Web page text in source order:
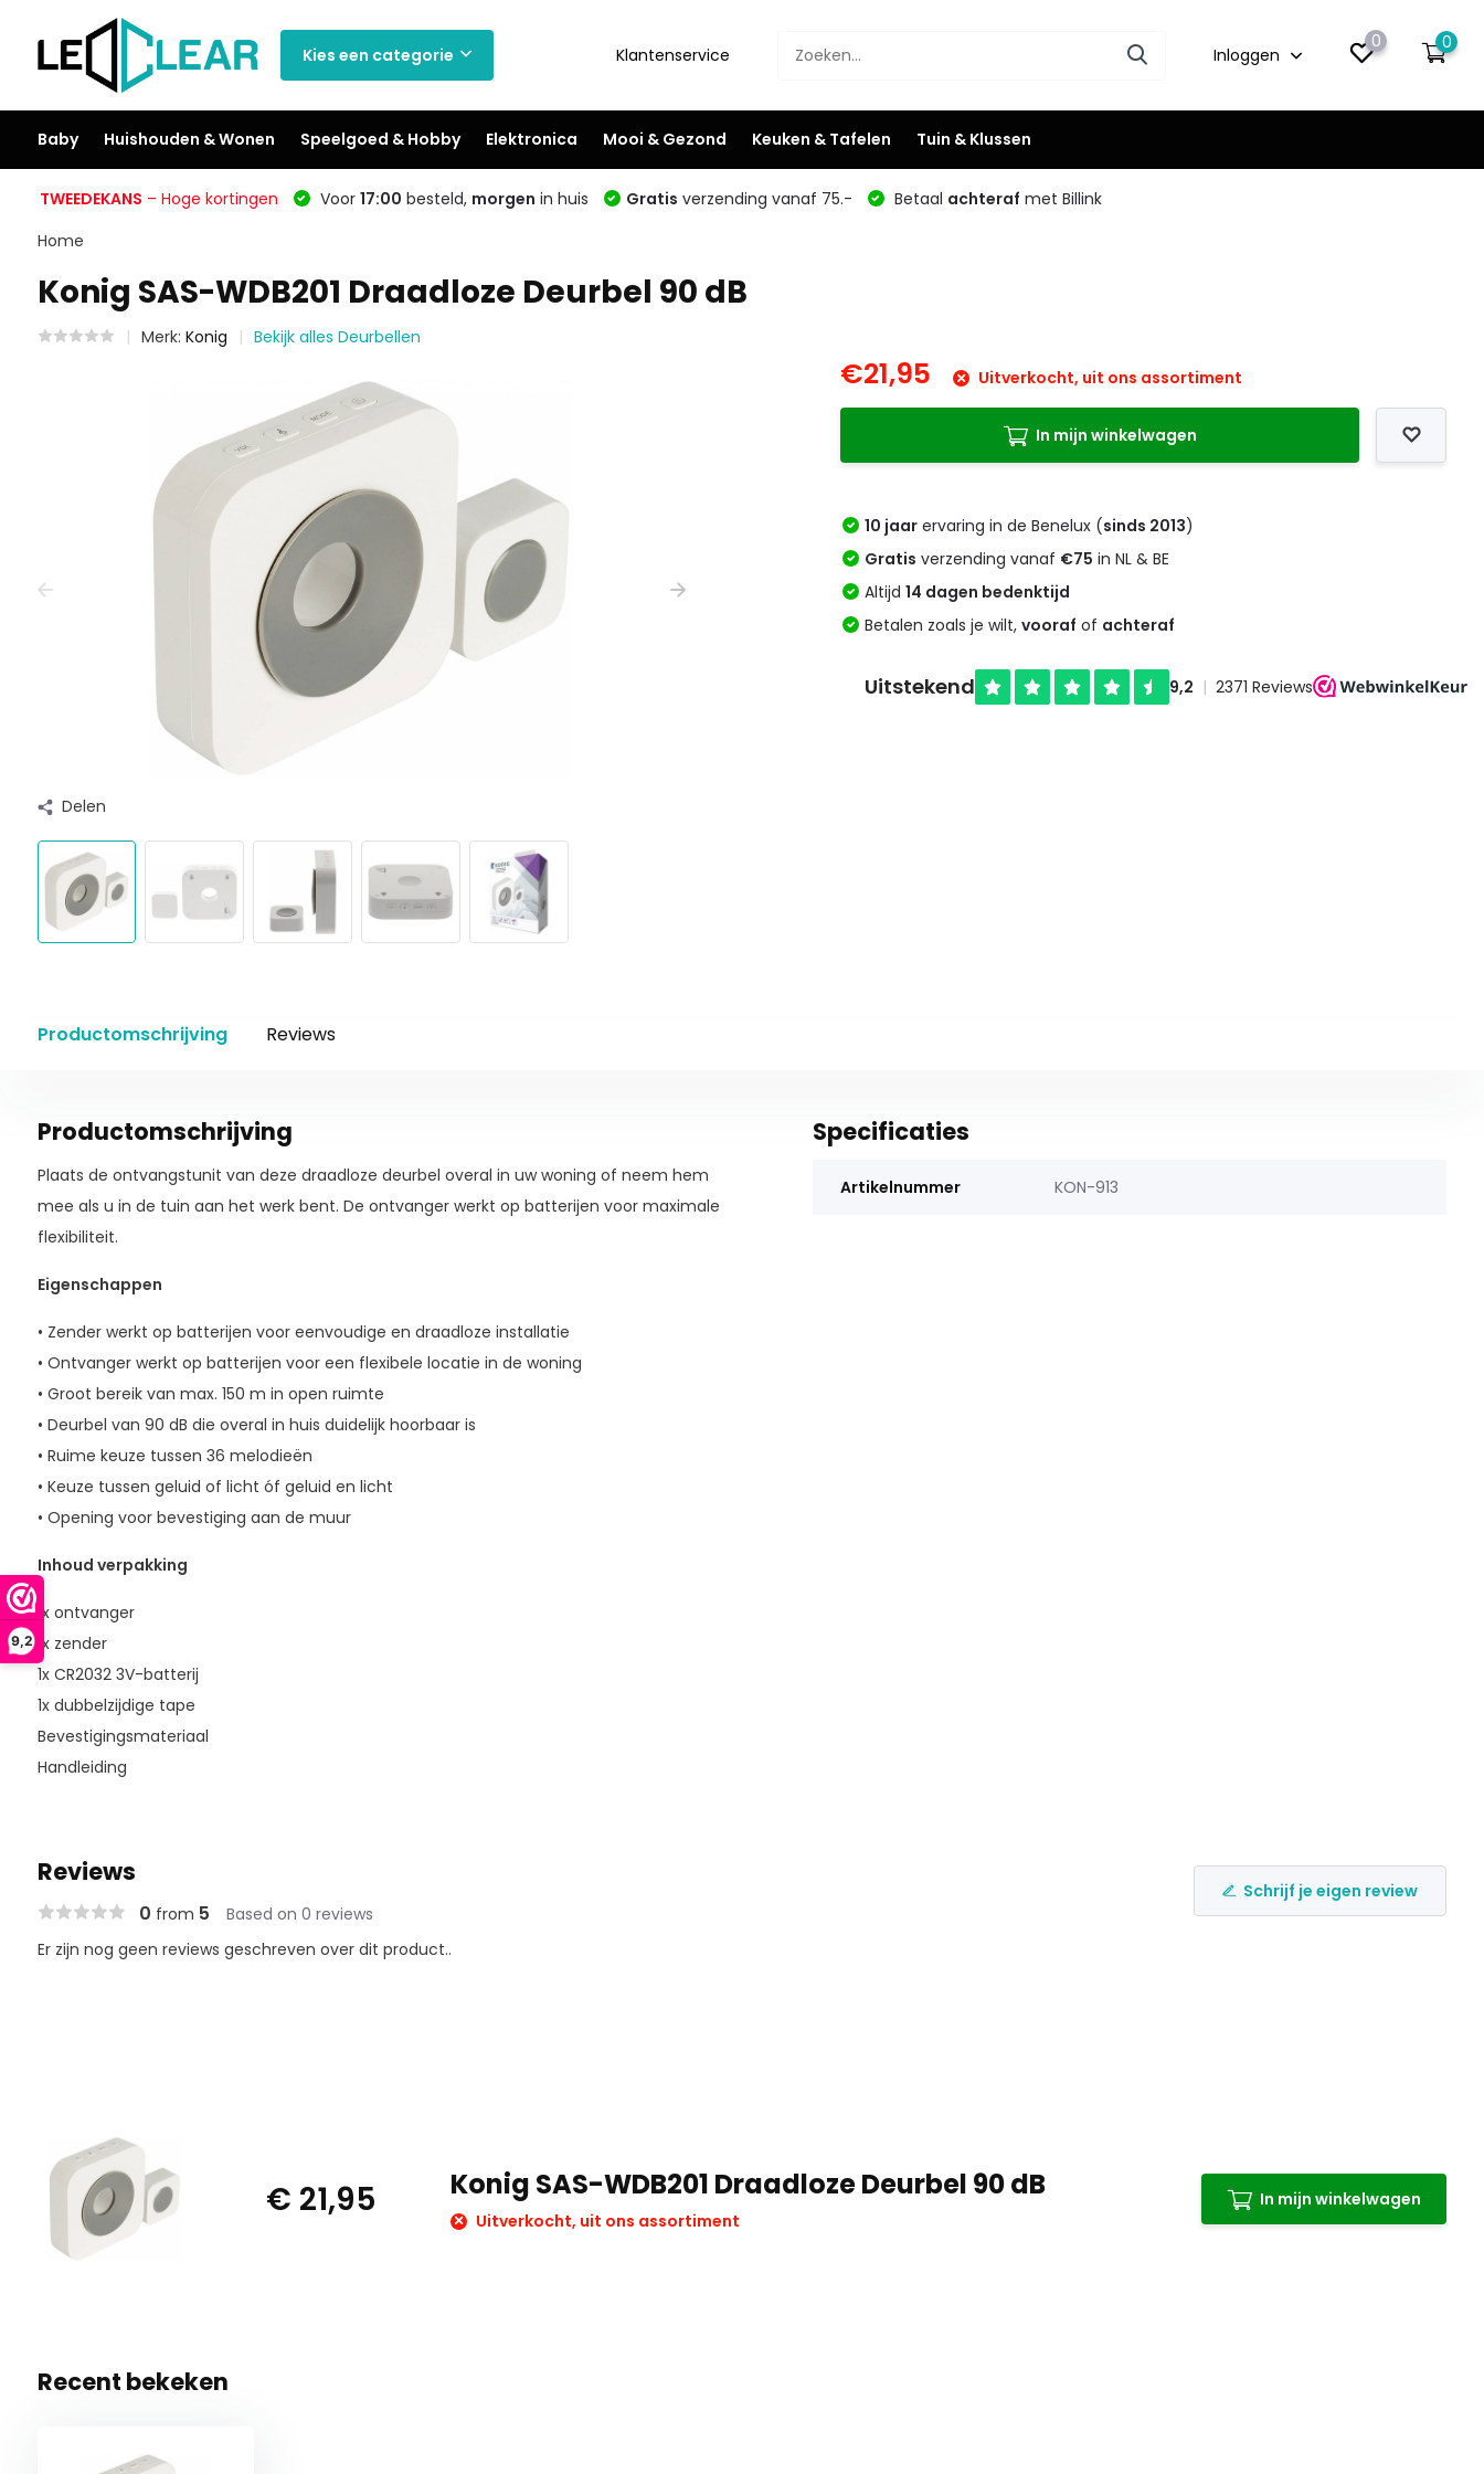
9,2
Kies een categorie Klantenservice Inloggen
0 0
Baby Huishouden & Wonen Speelgoed & Hobby Elektronica Mooi & Gezond Keuken & Tafelen Tuin & Klussen
TWEEDEKANS – Hoge kortingen Voor 17:00 besteld, morgen in huis Gratis verzending vanaf 75.- Betaal achteraf met Billink
Home
Konig SAS-WDB201 Draadloze Deurbel 90 dB
Merk: Konig Bekijk alles Deurbellen
Delen
€21,95 Uitverkocht, uit ons assortiment
In mijn winkelwagen
10 jaar ervaring in de Benelux (sinds 2013)
Gratis verzending vanaf €75 in NL & BE
Altijd14 dagen bedenktijd
Betalen zoals je wilt,vooraf of achteraf
Productomschrijving Reviews
Productomschrijving
Plaats de ontvangstunit van deze draadloze deurbel overal in uw woning of neem hem
mee als u in de tuin aan het werk bent. De ontvanger werkt op batterijen voor maximale
flexibiliteit.
Eigenschappen
• Zender werkt op batterijen voor eenvoudige en draadloze installatie
• Ontvanger werkt op batterijen voor een flexibele locatie in de woning
• Groot bereik van max. 150 m in open ruimte
• Deurbel van 90 dB die overal in huis duidelijk hoorbaar is
• Ruime keuze tussen 36 melodieën
• Keuze tussen geluid of licht óf geluid en licht
• Opening voor bevestiging aan de muur
Inhoud verpakking
1x ontvanger
1x zender
1x CR2032 3V-batterij
1x dubbelzijdige tape
Bevestigingsmateriaal
Handleiding
Specificaties
Artikelnummer KON-913
Reviews
0 from 5 Based on 0 reviews
Schrijf je eigen review
Er zijn nog geen reviews geschreven over dit product..
€ 21,95 Konig SAS-WDB201 Draadloze Deurbel 90 dB
Uitverkocht, uit ons assortiment
In mijn winkelwagen
Recent bekeken